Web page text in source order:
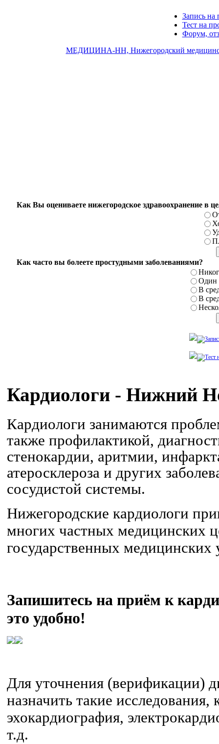
Запись на
Тест на
Форум,
МЕДИЦИНА-НН, Нижегородский
Как Вы оцениваете нижегородское здравоохранение в
Как часто вы болеете простудными заболеваниями?
Один
В
В
Кардиологи - Нижний
Кардиологи занимаются
также профилактикой,
стенокардии, аритмии,
атеросклероза и других
сосудистой системы.
Нижегородские кардиологи
многих частных медицинских
государственных медицинских
Запишитесь на приём к
это удобно!
Для уточнения (верификации)
назначить такие исследования,
эхокардиография,
т.д.